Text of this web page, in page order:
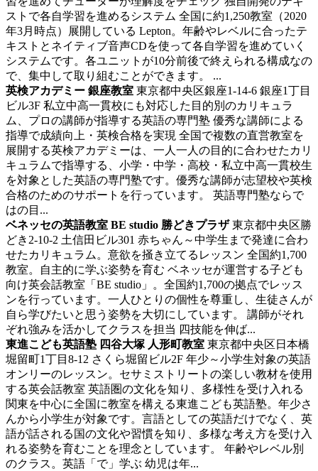
ストで各自学習を進めるシステム 全国に約1,250教室（2020
年3月時点）展開している Lepton。年齢やレベルに合ったテ
キストとネイティブ音声CDを使って各自学習を進めていく
システムです。各ユニットが10分前後で終えられる構成なの
で、集中して取り組むことができます。 ...
英検アカデミー 銀座教室 東京都中央区銀座1-14-6 銀座1丁目
ビル3F 私立中高一貫校にも対応した目的別のカリキュラ
ム、プロの講師が指導する英語の専門塾 優秀な講師による
指導で成績向上・英検合格を実現 全国で複数の直営教室を
展開する英検アカデミーは、一人一人の目的に合わせたカリ
キュラムで指導する、小学・中学・高校・私立中高一貫校生
を対象とした英語の専門塾です。優秀な講師が志望校や英検
合格のためのサポートを行っています。 英語専門塾ならで
はの目...
ベネッセの英語教室 BE studio 勝どきプラザ東京都中央区勝
どき2-10-2 土信田ビル301 赤ちゃん～中学生まで発達に合わ
せたカリキュラム。意欲を掻き立てるレッスン 全国約1,700
教室。自主的に学ぶ姿勢を育む ベネッセが運営する子ども
向け英会話教室「BE studio」。全国約1,700の拠点でレッス
ンを行っています。一人ひとりの個性を尊重し、生徒さんが
自ら学びたいと思う姿勢を大切にしています。 講師がそれ
ぞれ強みを活かしてクラスを担当 四技能を伸ば...
東進こども英語塾 四谷大塚 人形町教室 東京都中央区日本橋
堀留町1丁目8-12 さくら堀留ビル2F 年少～小学生対象の英語
オンリーのレッスン。セサミストリートの楽しい教材を使用
する英会話教室 英語圏の文化を知り、多様性を受け入れる
関東を中心に全国に教室を構える東進こども英語塾。年少さ
んから小学生が対象です。言語としての英語だけでなく、英
語が話される国の文化や習慣を知り、多様な考え方を受け入
れる姿勢を育むことを理念としています。 年齢やレベル別
のクラス。英語「で」学ぶ 幼児は年...